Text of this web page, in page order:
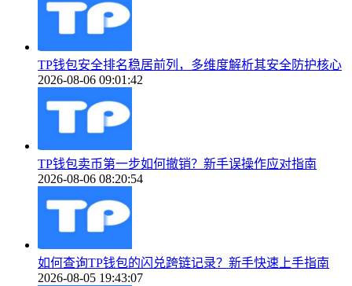
TP钱包安全排名稳居前列，多维度解析其安全防护核心
2026-08-06 09:01:42
TP钱包卖币第一步如何撤销？新手误操作应对指南
2026-08-06 08:20:54
如何查询TP钱包的闪兑跨链记录？新手快速上手指南
2026-08-05 19:43:07